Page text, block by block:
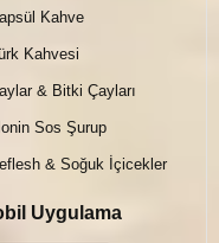
Kahve
Kahvesi
& Bitki Çayları
Sos Şurup
& Soğuk İçicekler
Uygulama